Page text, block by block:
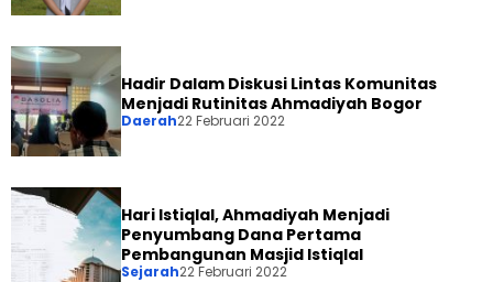
Hadir Dalam Diskusi Lintas Komunitas
Menjadi Rutinitas Ahmadiyah Bogor
Daerah22 Februari 2022
Hari Istiqlal, Ahmadiyah Menjadi
Penyumbang Dana Pertama
Pembangunan Masjid Istiqlal
Sejarah22 Februari 2022